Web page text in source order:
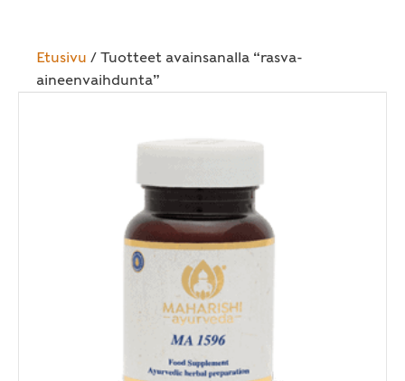
Etusivu / Tuotteet avainsanalla “rasva-
aineenvaihdunta”